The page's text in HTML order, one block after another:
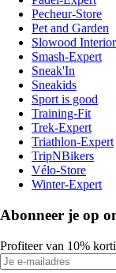
Pecheur-Store
Pet and Garden
Slowood Interior
Smash-Expert
Sneak'In
Sneakids
Sport is good
Training-Fit
Trek-Expert
Triathlon-Expert
TripNBikers
Vélo-Store
Winter-Expert
Abonneer je op
Profiteer van 10%